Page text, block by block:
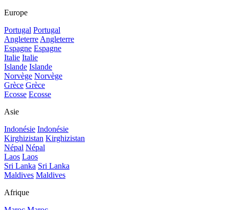
Europe
Portugal Portugal
Angleterre Angleterre
Espagne Espagne
Italie Italie
Islande Islande
Norvège Norvège
Grèce Grèce
Ecosse Ecosse
Asie
Indonésie Indonésie
Kirghizistan Kirghizistan
Népal Népal
Laos Laos
Sri Lanka Sri Lanka
Maldives Maldives
Afrique